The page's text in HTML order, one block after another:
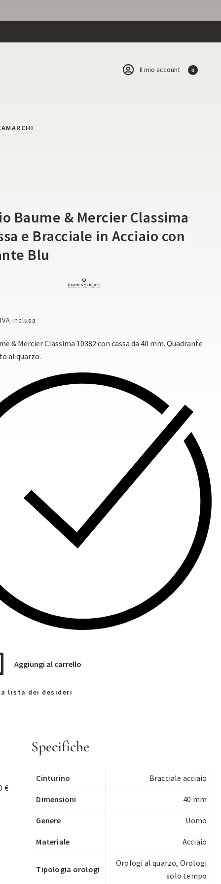
Il mio account 0
MARCHI
Baume & Mercier Classima
e Bracciale in Acciaio con
Blu
IVA inclusa
& Mercier Classima 10382 con cassa da 40 mm. Quadrante
al quarzo.
Aggiungi al carrello
lista dei desideri
€
Specifiche
Cinturino Bracciale acciaio
Dimensioni 40 mm
Genere Uomo
Materiale Acciaio
Tipologia orologi
Orologi al quarzo, Orologi
solo tempo